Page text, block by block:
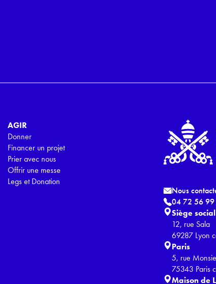
AGIR
Donner
Financer un projet
Prier avec nous
Offrir une messe
Legs et Donation
Nous
04 72 56
Siège social
12, rue Sala
69287 Lyon
Paris
5, rue
75343 Paris
Maison de